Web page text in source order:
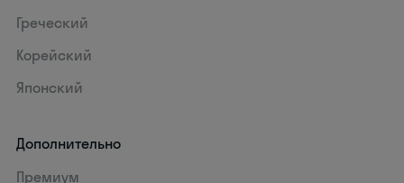
Греческий
Корейский
Японский
Дополнительно
Премиум